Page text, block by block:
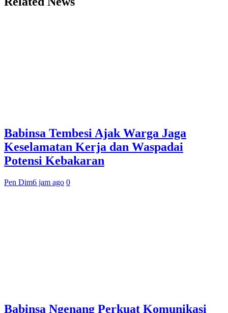
Babinsa Tembesi Ajak Warga Jaga
Keselamatan Kerja dan Waspadai
Potensi Kebakaran
Pen Dim6 jam ago 0
Babinsa Ngenang Perkuat Komunikasi